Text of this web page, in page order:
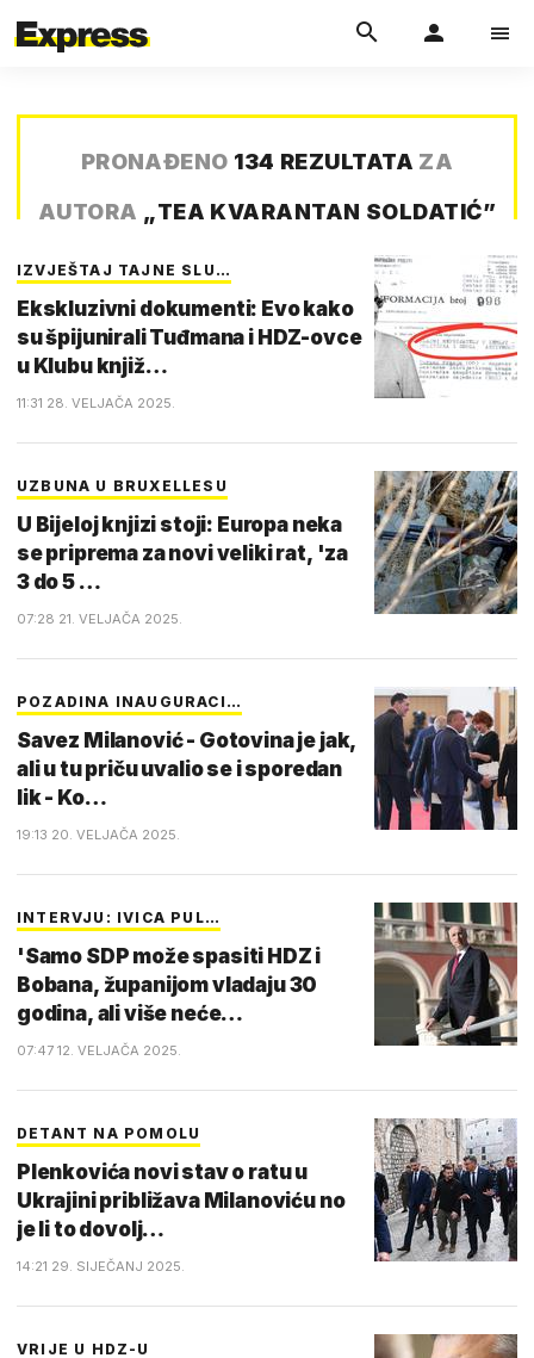
PRONAĐENO 134 REZULTATA ZA
AUTORA „TEA KVARANTAN SOLDATIĆ”
IZVJEŠTAJ TAJNE SLU…
Ekskluzivni dokumenti: Evo kako
su špijunirali Tuđmana i HDZ-ovce
u Klubu knjiž…
11:31 28. VELJAČA 2025.
UZBUNA U BRUXELLESU
U Bijeloj knjizi stoji: Europa neka
se priprema za novi veliki rat, 'za
3 do 5 …
07:28 21. VELJAČA 2025.
POZADINA INAUGURACI…
Savez Milanović - Gotovina je jak,
ali u tu priču uvalio se i sporedan
lik - Ko…
19:13 20. VELJAČA 2025.
INTERVJU: IVICA PUL…
'Samo SDP može spasiti HDZ i
Bobana, županijom vladaju 30
godina, ali više neće…
07:47 12. VELJAČA 2025.
DETANT NA POMOLU
Plenkovića novi stav o ratu u
Ukrajini približava Milanoviću no
je li to dovolj…
14:21 29. SIJEČANJ 2025.
VRIJE U HDZ-U